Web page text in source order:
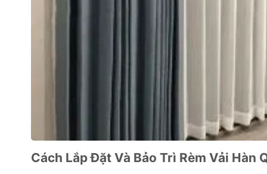
Cách Lắp Đặt Và Bảo Trì Rèm Vải Hàn